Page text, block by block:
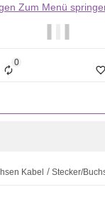
Zum Menü
Bestellungen
0
Kabel Stecker/